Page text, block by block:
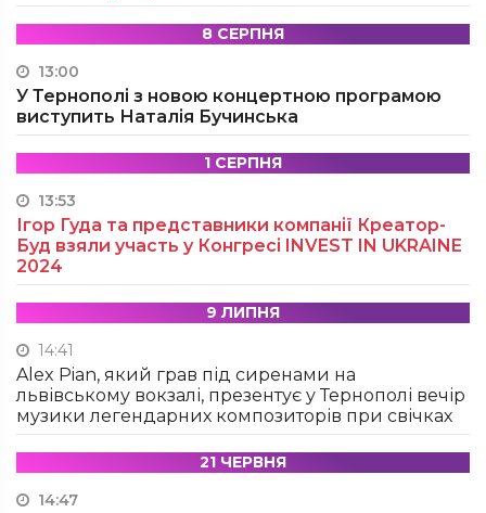
8 СЕРПНЯ
13:00
У Тернополі з новою концертною програмою
виступить Наталія Бучинська
1 СЕРПНЯ
13:53
Ігор Гуда та представники компанії Креатор-
Буд взяли участь у Конгресі INVEST IN UKRAINE
2024
9 ЛИПНЯ
14:41
Alex Pian, який грав під сиренами на
львівському вокзалі, презентує у Тернополі вечір
музики легендарних композиторів при свічках
21 ЧЕРВНЯ
14:47